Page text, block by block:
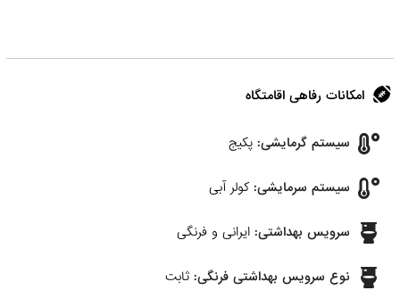
امکانات رفاهی اقامتگاه
سیستم گرمایشی: پکیج
سیستم سرمایشی: کولر آبی
سرویس بهداشتی: ایرانی و فرنگی
نوع سرویس بهداشتی فرنگی: ثابت